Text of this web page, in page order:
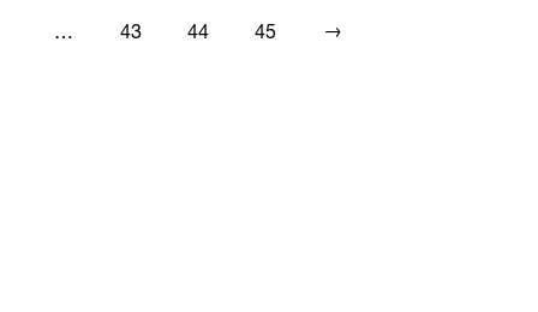
… 43 44 45 →